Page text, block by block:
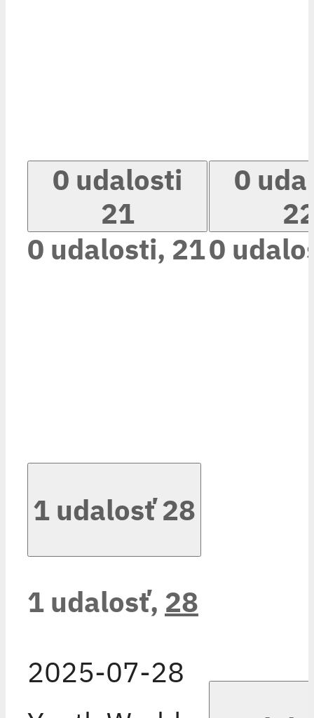
0 udalosti
21
0 udalosti, 21
0
0
1 udalosť28
1 udalosť, 28
2025-07-28